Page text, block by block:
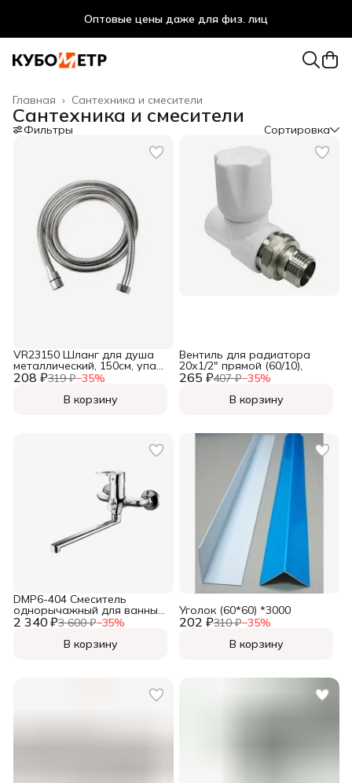
Оптовые цены даже для физ. лиц
Сантехника и смесители
Главная ›
Сантехника и смесители
Фильтры Сортировка
208 ₽319 ₽−35%
VR23150 Шланг для душа
металлический, 150см, упак.
блистер ТМ "VIEIR" (50/1шт),
В корзину
265 ₽407 ₽−35%
Вентиль для радиатора
20х1/2" прямой (60/10),
В корзину
2 340 ₽3 600 ₽−35%
DMP6-404 Смеситель
однорычажный для ванны
(картридж Ø 40 мм)(12),
В корзину
202 ₽310 ₽−35%
Уголок (60*60) *3000
В корзину